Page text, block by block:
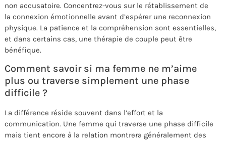
non accusatoire. Concentrez-vous sur le rétablissement de
la connexion émotionnelle avant d’espérer une reconnexion
physique. La patience et la compréhension sont essentielles,
et dans certains cas, une thérapie de couple peut être
bénéfique.
Comment savoir si ma femme ne m’aime
plus ou traverse simplement une phase
difficile ?
La différence réside souvent dans l’effort et la
communication. Une femme qui traverse une phase difficile
mais tient encore à la relation montrera généralement des